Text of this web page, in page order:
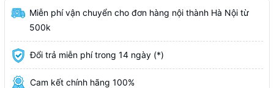
Miễn phí vận chuyển cho đơn hàng nội thành Hà Nội từ
500k
Đổi trả miễn phí trong 14 ngày (*)
Cam kết chính hãng 100%